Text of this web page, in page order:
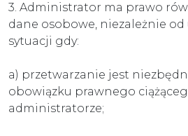
3. Administrator ma prawo
dane osobowe, niezależnie
sytuacji gdy:
a) przetwarzanie jest
obowiązku prawnego
administratorze;